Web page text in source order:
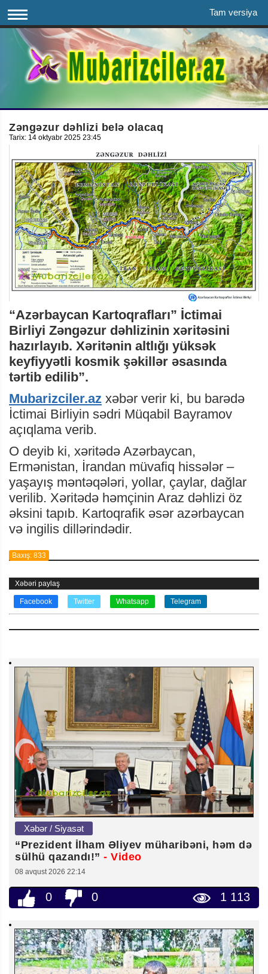
Tam versiya
Zəngəzur dəhlizi belə olacaq
Tarix: 14 oktyabr 2025 23:45
“Azərbaycan Kartoqrafları” İctimai
Birliyi Zəngəzur dəhlizinin xəritəsini
hazırlayıb. Xəritənin altlığı yüksək
keyfiyyətli kosmik şəkillər əsasında
tərtib edilib”.
Mubarizciler.az xəbər verir ki, bu barədə
İctimai Birliyin sədri Müqabil Bayramov
açıqlama verib.
O deyib ki, xəritədə Azərbaycan,
Ermənistan, İrandan müvafiq hissələr –
yaşayış məntəqələri, yollar, çaylar, dağlar
verilib. Xəritədə həmçinin Araz dəhlizi öz
əksini tapıb. Kartoqrafik əsər azərbaycan
və ingilis dillərindədir.
Baxış: 833
Xəbəri paylaş
Facebook Twitter Whatsapp Telegram
Xəbər / Siyasət
“Prezident İlham Əliyev müharibəni, həm də
sülhü qazandı!” - Video
08 avqust 2026 22:14
0 0 1 113